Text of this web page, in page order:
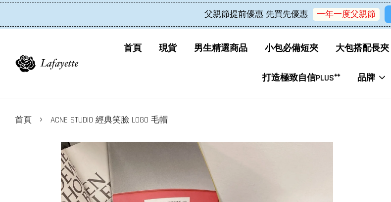
父親節提前優惠 先買先優惠 一年一度父親節
首頁 現貨 男生精選商品 小包必備短夾 大包搭配長夾
打造極致自信PLUS⁺⁺ 品牌
首頁 › ACNE STUDIO 經典笑臉 LOGO 毛帽